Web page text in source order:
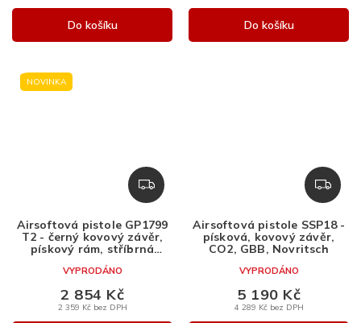
Do košíku Do košíku
NOVINKA
Z
D
R
M
Airsoftová pistole GP1799
T2 - černý kovový závěr,
pískový rám, stříbrná
VYPRODÁNO
2 359 Kč bez DPH
2 854 Kč
Z
D
R
Airsoftová pistole SSP18 -
písková, kovový závěr,
CO2, GBB, Novritsch
VYPRODÁNO
4 289 Kč bez DPH
5 190 Kč